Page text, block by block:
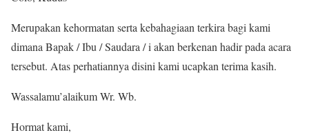
Merupakan kehormatan serta kebahagiaan terkira bagi kami
dimana Bapak / Ibu / Saudara / i akan berkenan hadir pada acara
tersebut. Atas perhatiannya disini kami ucapkan terima kasih.
Wassalamu’alaikum Wr. Wb.
Hormat kami,